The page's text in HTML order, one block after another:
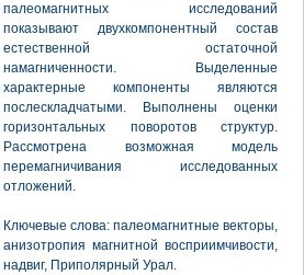
палеомагнитных исследований
показывают двухкомпонентный состав
естественной остаточной
намагниченности. Выделенные
характерные компоненты являются
послескладчатыми. Выполнены оценки
горизонтальных поворотов структур.
Рассмотрена возможная модель
перемагничивания исследованных
отложений.
Ключевые слова: палеомагнитные векторы,
анизотропия магнитной восприимчивости,
надвиг, Приполярный Урал.